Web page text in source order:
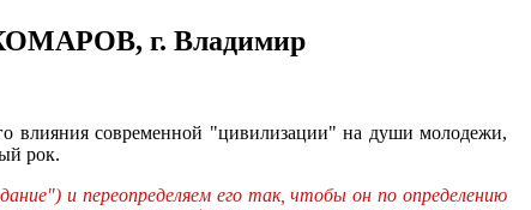
г. Владимир
влияния современной "цивилизации" на души молодежи,
рок.
и переопределяем его так, чтобы он по определению